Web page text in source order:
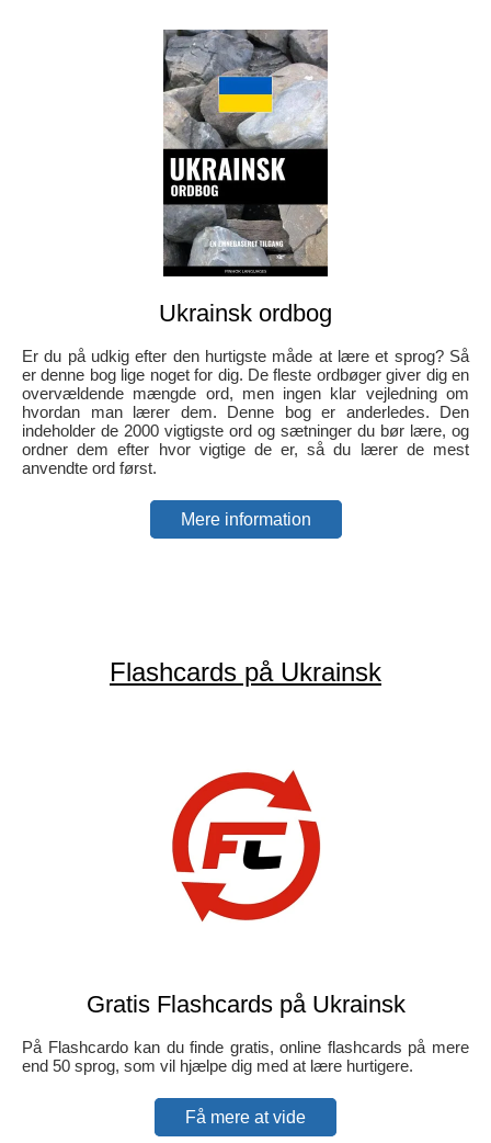
Ukrainsk ordbog
Er du på udkig efter den hurtigste måde at lære et sprog? Så
er denne bog lige noget for dig. De fleste ordbøger giver dig en
overvældende mængde ord, men ingen klar vejledning om
hvordan man lærer dem. Denne bog er anderledes. Den
indeholder de 2000 vigtigste ord og sætninger du bør lære, og
ordner dem efter hvor vigtige de er, så du lærer de mest
anvendte ord først.
Mere information
Flashcards på Ukrainsk
Gratis Flashcards på Ukrainsk
På Flashcardo kan du finde gratis, online flashcards på mere
end 50 sprog, som vil hjælpe dig med at lære hurtigere.
Få mere at vide